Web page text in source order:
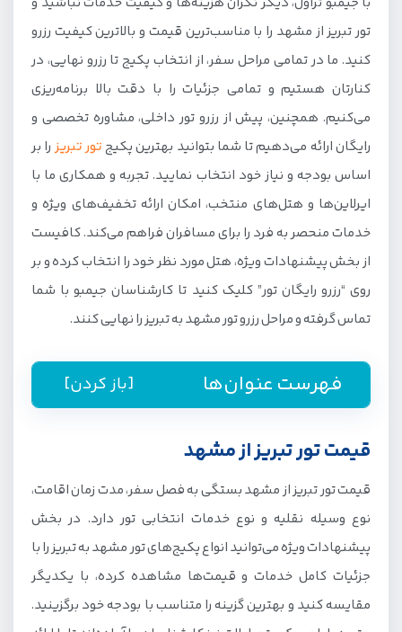
تور تبریز از مشهد را با مناسب‌ترین قیمت و بالاترین کیفیت رزرو
کنید. ما در تمامی مراحل سفر، از انتخاب پکیج تا رزرو نهایی، در
کنارتان هستیم و تمامی جزئیات را با دقت بالا برنامه‌ریزی
می‌کنیم. همچنین، پیش از رزرو تور داخلی، مشاوره تخصصی و
رایگان ارائه می‌دهیم تا شما بتوانید بهترین پکیجتور تبریزرا بر
اساس بودجه و نیاز خود انتخاب نمایید. تجربه و همکاری ما با
ایرلاین‌ها و هتل‌های منتخب، امکان ارائه تخفیف‌های ویژه و
خدمات منحصر به فرد را برای مسافران فراهم می‌کند. کافیست
از بخش پیشنهادات ویژه، هتل مورد نظر خود را انتخاب کرده و بر
روی “رزرو رایگان تور” کلیک کنید تا کارشناسان جیمبو با شما
تماس گرفته و مراحل رزرو تور مشهد به تبریز را نهایی کنند.
فهرست عنوان‌ها [باز کردن]
قیمت تور تبریز از مشهد
قیمت تور تبریز از مشهد بستگی به فصل سفر، مدت زمان اقامت،
نوع وسیله نقلیه و نوع خدمات انتخابی تور دارد. در بخش
پیشنهادات ویژه می‌توانید انواع پکیج‌های تور مشهد به تبریز را با
جزئیات کامل خدمات و قیمت‌ها مشاهده کرده، با یکدیگر
مقایسه کنید و بهترین گزینه را متناسب با بودجه خود برگزینید.